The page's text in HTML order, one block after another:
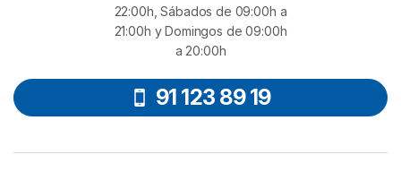
22:00h, Sábados de 09:00h a
21:00h y Domingos de 09:00h
a 20:00h
91 123 89 19